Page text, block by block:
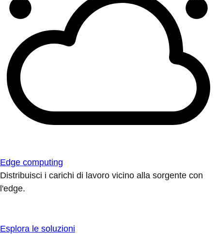
Edge computing
Distribuisci i carichi di lavoro vicino alla sorgente con
l'edge.
Esplora le soluzioni